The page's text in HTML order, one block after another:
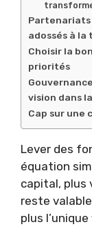
adossés à
Choisir la
priorités
vision dans
Cap sur une
Lever des
équation
capital, plus
reste
plus